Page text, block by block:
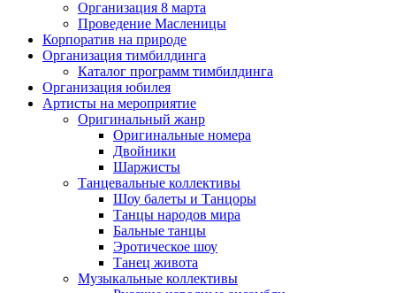
Организация 8 марта
Проведение Масленицы
Корпоратив на природе
Организация тимбилдинга
Каталог программ тимбилдинга
Организация юбилея
Артисты на мероприятие
Оригинальный жанр
Оригинальные номера
Двойники
Шаржисты
Танцевальные коллективы
Шоу балеты и Танцоры
Танцы народов мира
Бальные танцы
Эротическое шоу
Танец живота
Музыкальные коллективы